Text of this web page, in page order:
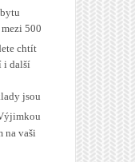
500
chtít
i další
jsou
na vaši